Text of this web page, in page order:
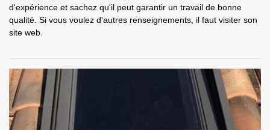
d'expérience et sachez qu'il peut garantir un travail de bonne
qualité. Si vous voulez d'autres renseignements, il faut visiter son
site web.